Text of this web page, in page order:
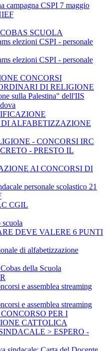
campagna CSPI 7 maggio
SCUOLA
elezioni CSPI - personale
elezioni CSPI - personale
CONCORSI
DI RELIGIONE
sulla Palestina" dell'IIS
ALFABETIZZAZIONE
- CONCORSI IRC
- PRESTO IL
AI CONCORSI DI
personale scolastico 21
CGIL
DEVE VALERE 6 PUNTI
di alfabetizzazione
della Scuola
e assemblea streaming
e assemblea streaming
PER I
CATTOLICA
> ESPERO -